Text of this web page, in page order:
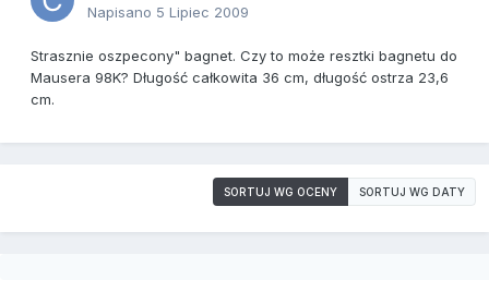
Napisano 5 Lipiec 2009
Strasznie oszpecony" bagnet. Czy to może resztki bagnetu do
Mausera 98K? Długość całkowita 36 cm, długość ostrza 23,6
cm.
SORTUJ WG OCENY SORTUJ WG DATY